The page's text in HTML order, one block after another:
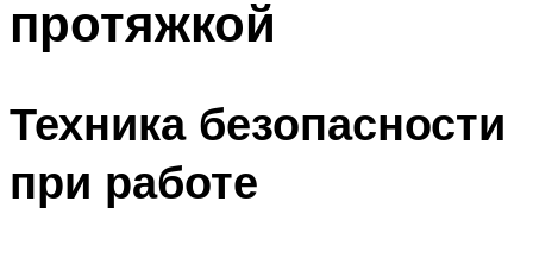
протяжкой
Техника безопасности
при работе